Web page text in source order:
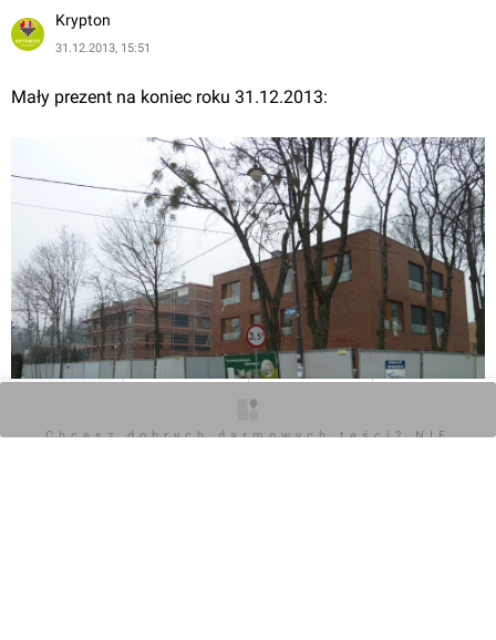
Krypton
31.12.2013, 15:51
Mały prezent na koniec roku 31.12.2013:
Chcesz dobrych darmowych teści? NIE